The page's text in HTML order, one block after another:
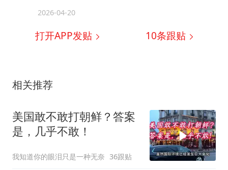
2026-04-20
打开APP发贴 10条跟贴
相关推荐
美国敢不敢打朝鲜？答案
是，几乎不敢！
我知道你的眼泪只是一种无奈 36跟贴